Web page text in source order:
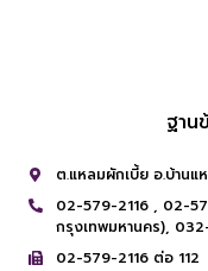
ฐาน
ต.แหลมผักเบี้ย อ.บ้านแ
02-579-2116 , 02-
กรุงเทพมหานคร),
02-579-2116 ต่อ 112